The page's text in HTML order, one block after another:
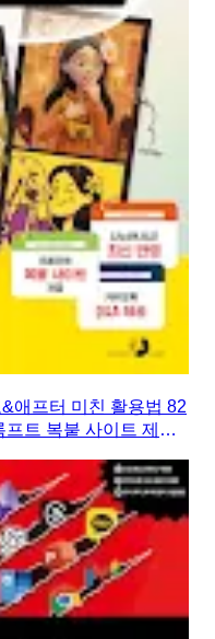
애프터 미친 활용법 82
트 복붙 사이트 제공 /